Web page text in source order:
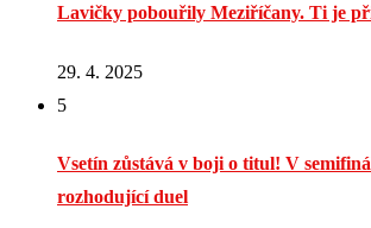
Lavičky pobouřily Meziříčany. Ti je
29. 4. 2025
5
Vsetín zůstává v boji o titul! V
rozhodující duel